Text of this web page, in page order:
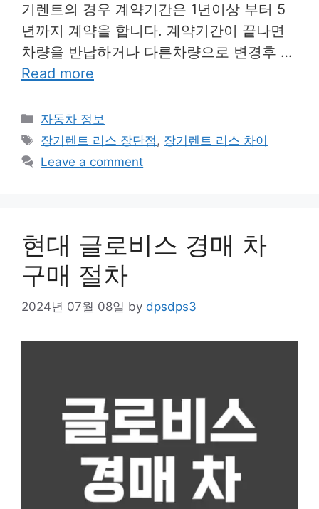
기렌트의 경우 계약기간은 1년이상 부터 5
년까지 계약을 합니다. 계약기간이 끝나면
차량을 반납하거나 다른차량으로 변경후 …
Read more
Categories
자동차 정보
Tags
장기렌트 리스 장단점, 장기렌트 리스 차이
Leave a comment
현대 글로비스 경매 차
구매 절차
2024년 07월 08일 by dpsdps3